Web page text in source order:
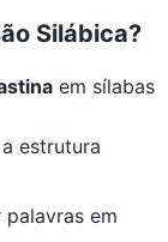
Silábica?
em sílabas
estrutura
em